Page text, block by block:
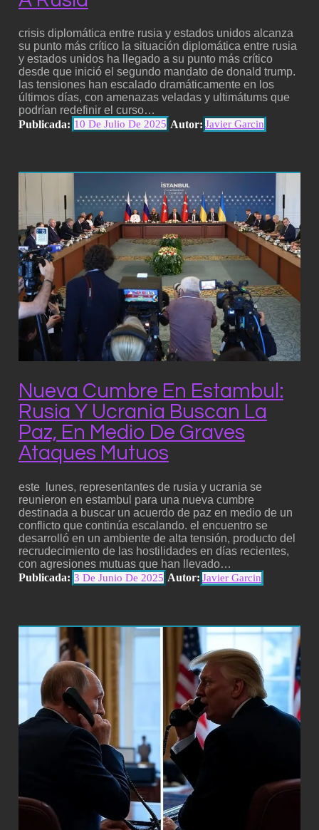
crisis diplomática entre rusia y estados unidos alcanza
su punto más crítico la situación diplomática entre rusia
y estados unidos ha llegado a su punto más crítico
desde que inició el segundo mandato de donald trump.
las tensiones han escalado dramáticamente en los
últimos días, con amenazas veladas y ultimátums que
podrían redefinir el curso…
Publicada: 10 De Julio De 2025 Autor: Javier Garcin
Nueva Cumbre En Estambul:
Rusia Y Ucrania Buscan La
Paz, En Medio De Graves
Ataques Mutuos
este lunes, representantes de rusia y ucrania se
reunieron en estambul para una nueva cumbre
destinada a buscar un acuerdo de paz en medio de un
conflicto que continúa escalando. el encuentro se
desarrolló en un ambiente de alta tensión, producto del
recrudecimiento de las hostilidades en días recientes,
con agresiones mutuas que han llevado…
Publicada: 3 De Junio De 2025 Autor: Javier Garcin